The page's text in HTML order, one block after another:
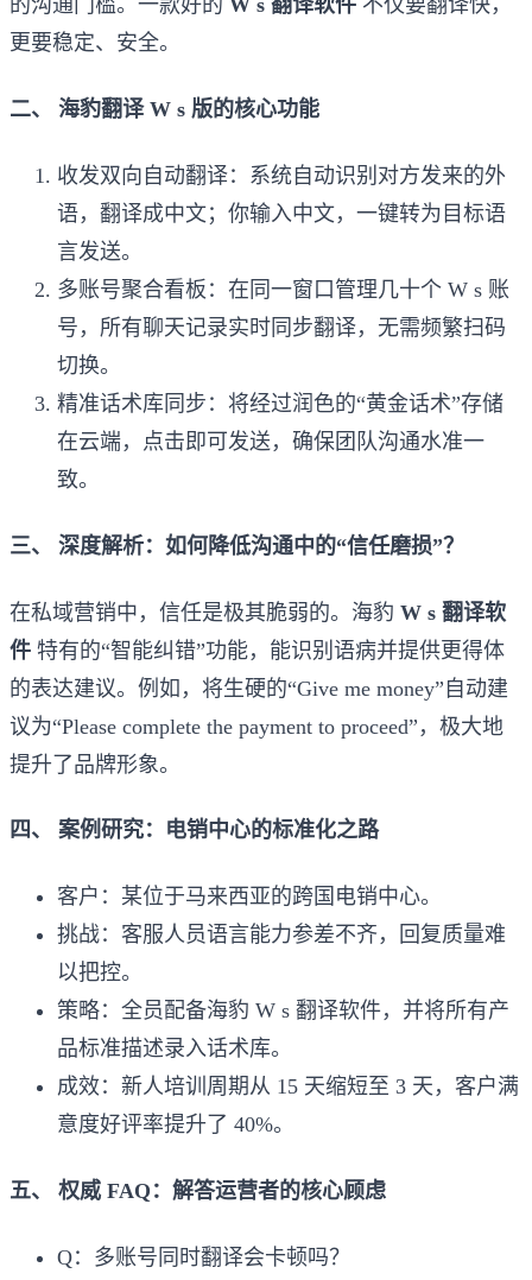
更要稳定、安全。
二、 海豹翻译 W s 版的核心功能
收发双向自动翻译：系统自动识别对方发来的外
语，翻译成中文；你输入中文，一键转为目标语
言发送。
多账号聚合看板：在同一窗口管理几十个 W s 账
号，所有聊天记录实时同步翻译，无需频繁扫码
切换。
精准话术库同步：将经过润色的“黄金话术”存储
在云端，点击即可发送，确保团队沟通水准一
致。
三、 深度解析：如何降低沟通中的“信任磨损”？
在私域营销中，信任是极其脆弱的。海豹 W s 翻译软
件 特有的“智能纠错”功能，能识别语病并提供更得体
的表达建议。例如，将生硬的“Give me money”自动建
议为“Please complete the payment to proceed”，极大地
提升了品牌形象。
四、 案例研究：电销中心的标准化之路
客户：某位于马来西亚的跨国电销中心。
挑战：客服人员语言能力参差不齐，回复质量难
以把控。
策略：全员配备海豹 W s 翻译软件，并将所有产
品标准描述录入话术库。
成效：新人培训周期从 15 天缩短至 3 天，客户满
意度好评率提升了 40%。
五、 权威 FAQ：解答运营者的核心顾虑
Q：多账号同时翻译会卡顿吗？